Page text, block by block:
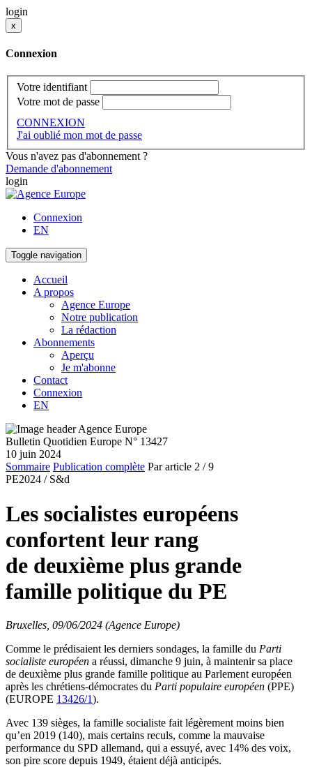
login
x
Connexion
Votre identifiant
Votre mot de passe
CONNEXION
J'ai oublié mon mot de passe
Vous n'avez pas d'abonnement ?
Demande d'abonnement
login
Connexion
EN
Toggle navigation
Accueil
A propos
Agence Europe
Notre publication
La rédaction
Abonnements
Aperçu
Je m'abonne
Contact
Connexion
EN
Bulletin Quotidien Europe N° 13427
10 juin 2024
Sommaire Publication complète Par article 2 / 9
PE2024 / S&d
Les socialistes européens
confortent leur rang
de deuxième plus grande
famille politique du PE
Bruxelles, 09/06/2024 (Agence Europe)
Comme le prédisaient les derniers sondages, la famille du Parti
socialiste européen a réussi, dimanche 9 juin, à maintenir sa place
de deuxième plus grande famille politique au Parlement européen
après les chrétiens-démocrates du Parti populaire européen (PPE)
(EUROPE 13426/1).
Avec 139 sièges, la famille socialiste fait légèrement moins bien
qu’en 2019 (140), mais certains reculs, comme la mauvaise
performance du SPD allemand, qui a essuyé, avec 14% des voix,
son pire score depuis 1949, étaient déjà anticipés.